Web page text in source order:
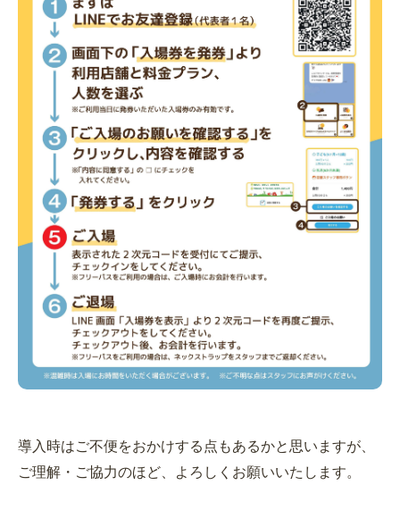
導入時はご不便をおかけする点もあるかと思いますが、
ご理解・ご協力のほど、よろしくお願いいたします。